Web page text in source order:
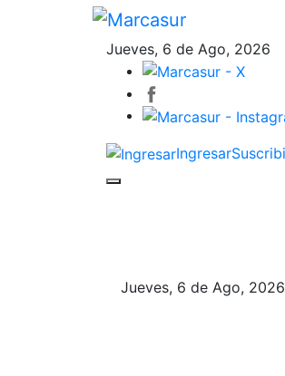
Jueves, 6 de Ago, 2026
Ingresar
Jueves, 6 de Ago, 2026